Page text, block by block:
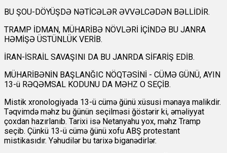
BU ŞOU-DÖYÜŞDƏ NƏTİCƏLƏR ƏVVƏLCƏDƏN BƏLLİDİR.
TRAMP İDMAN, MÜHARİBƏ NÖVLƏRİ İÇİNDƏ BU JANRA
HƏMİŞƏ ÜSTÜNLÜK VERİB.
İRAN-İSRAİL SAVAŞINI DA BU JANRDA SİFARİŞ EDİB.
MÜHARİBƏNİN BAŞLANĞIC NÖQTƏSİNİ - CÜMƏ GÜNÜ, AYIN
13-ü RƏQƏMSAL KODUNU DA MƏHZ O SEÇİB.
Mistik xronologiyada 13-ü cümə ğünü xüsusi mənaya malikdir.
Təqvimdə məhz bu ğünün seçilməsi ğöstərir ki, əməliyyat
çoxdan hazırlanıb. Tarixi isə Netanyahu yox, məhz Tramp
seçib. Çünkü 13-ü cümə ğünü xofu ABŞ protestant
mistikasıdır. Yəhudilər bu tarixə biganədirlər.